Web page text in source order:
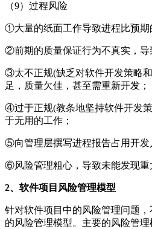
（9）过程风险
①大量的纸面工作导致进程比预期
②前期的质量保证行为不真实，导
③太不正规(缺乏对软件开发策略
足，质量欠佳，甚至需重新开发；
④过于正规(教条地坚持软件开发
于无用的工作；
⑤向管理层撰写进程报告占用开发
⑥风险管理粗心，导致未能发现重
2、软件项目风险管理模型
针对软件项目中的风险管理问题
的风险管理模型。主要的风险管理